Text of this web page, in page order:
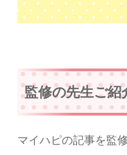
監修の先生ご紹
マイハピの記事を監